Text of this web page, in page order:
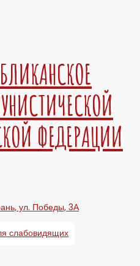
ФЕДЕРАЦИИ
ул. Победы, 3А
слабовидящих